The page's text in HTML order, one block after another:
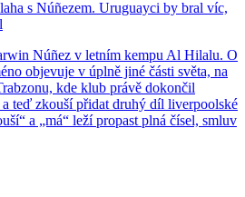
s Núñezem. Uruguayci by bral víc,
Núñez v letním kempu Al Hilalu. O
objevuje v úplně jiné části světa, na
kde klub právě dokončil
teď zkouší přidat druhý díl liverpoolské
a „má“ leží propast plná čísel, smluv